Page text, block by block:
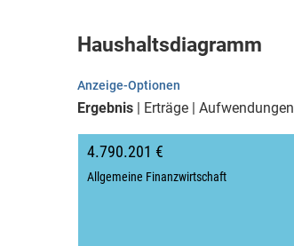
Haushaltsdiagramm
Anzeige-Optionen
Ergebnis Erträge Aufwendungen
4.790.201 €
Allgemeine Finanzwirtschaft